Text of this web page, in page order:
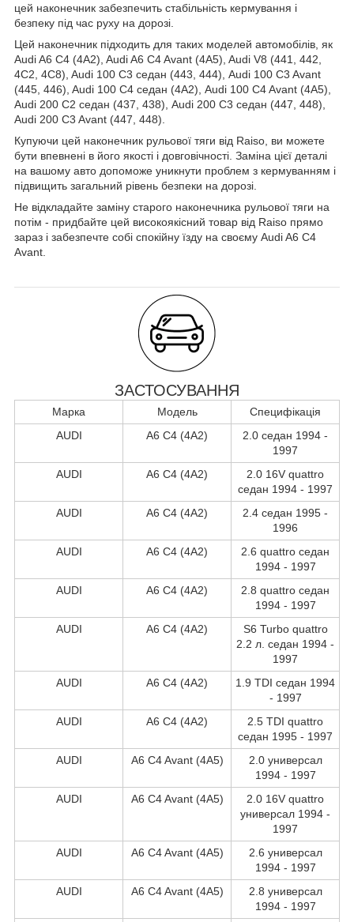
цей наконечник забезпечить стабільність кермування і
безпеку під час руху на дорозі.
Цей наконечник підходить для таких моделей автомобілів, як
Audi A6 C4 (4A2), Audi A6 C4 Avant (4A5), Audi V8 (441, 442,
4C2, 4C8), Audi 100 C3 седан (443, 444), Audi 100 C3 Avant
(445, 446), Audi 100 C4 седан (4A2), Audi 100 C4 Avant (4A5),
Audi 200 C2 седан (437, 438), Audi 200 C3 седан (447, 448),
Audi 200 C3 Avant (447, 448).
Купуючи цей наконечник рульової тяги від Raiso, ви можете
бути впевнені в його якості і довговічності. Заміна цієї деталі
на вашому авто допоможе уникнути проблем з кермуванням і
підвищить загальний рівень безпеки на дорозі.
Не відкладайте заміну старого наконечника рульової тяги на
потім - придбайте цей високоякісний товар від Raiso прямо
зараз і забезпечте собі спокійну їзду на своєму Audi A6 C4
Avant.
ЗАСТОСУВАННЯ
Марка Модель
Специфікація
AUDI
A6 C4 (4A2)
2.0 седан 1994 -
1997
AUDI
A6 C4 (4A2)
2.0 16V quattro
седан 1994 - 1997
AUDI
A6 C4 (4A2)
2.4 седан 1995 -
1996
AUDI
A6 C4 (4A2)
2.6 quattro седан
1994 - 1997
AUDI
A6 C4 (4A2)
2.8 quattro седан
1994 - 1997
AUDI
A6 C4 (4A2)
S6 Turbo quattro
2.2 л. седан 1994 -
1997
AUDI
A6 C4 (4A2)
1.9 TDI седан 1994
- 1997
AUDI
A6 C4 (4A2)
2.5 TDI quattro
седан 1995 - 1997
AUDI
A6 C4 Avant (4A5)
2.0 универсал
1994 - 1997
AUDI
A6 C4 Avant (4A5)
2.0 16V quattro
универсал 1994 -
1997
AUDI
A6 C4 Avant (4A5)
2.6 универсал
1994 - 1997
AUDI
A6 C4 Avant (4A5)
2.8 универсал
1994 - 1997